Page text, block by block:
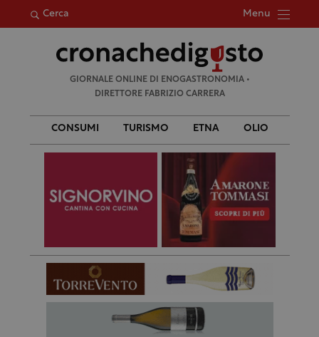
Cerca Menu
per:
GIORNALE ONLINE DI ENOGASTRONOMIA •
DIRETTORE FABRIZIO CARRERA
CONSUMI TURISMO ETNA OLIO